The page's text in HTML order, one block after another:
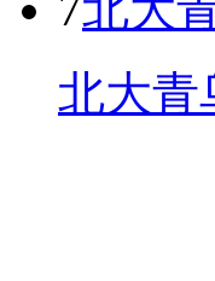
北大青